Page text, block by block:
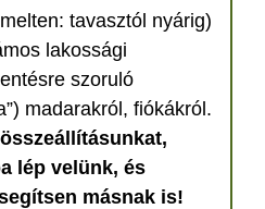
tavasztól nyárig)
lakossági
szoruló
madarakról, fiókákról.
lép velünk, és
másnak is!